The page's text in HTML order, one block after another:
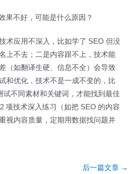
果不好，可能是什么原因？
术应用不深入，比如学了 SEO 但没
上不去；二是内容跟不上，技术能
（如翻译生硬、信息不全）会导致
和优化，技术不是一成不变的，比
试不同素材和关键词，才能找到最佳
项技术深入练习（如把 SEO 的内容
视内容质量，定期用数据找问题并
后一篇文章 →